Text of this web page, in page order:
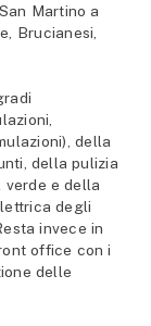
Martino a
Brucianesi,
della
della pulizia
verde e della
degli
invece in
office con i
delle